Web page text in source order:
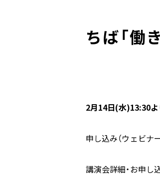
ちば「働
2月14日(水)13:30よ
申し込み（ウェビナ
講演会詳細・お申し